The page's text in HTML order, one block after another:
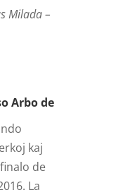
Milada –
Arbo de
kaj
de
La